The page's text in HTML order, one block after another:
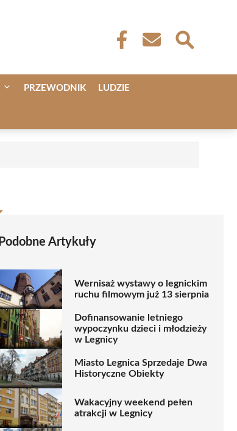
PRZEWODNIK LUDZIE
Podobne Artykuły
Wernisaż wystawy o legnickim
ruchu filmowym już 13 sierpnia
Dofinansowanie letniego
wypoczynku dzieci i młodzieży
w Legnicy
Miasto Legnica Sprzedaje Dwa
Historyczne Obiekty
Wakacyjny weekend pełen
atrakcji w Legnicy